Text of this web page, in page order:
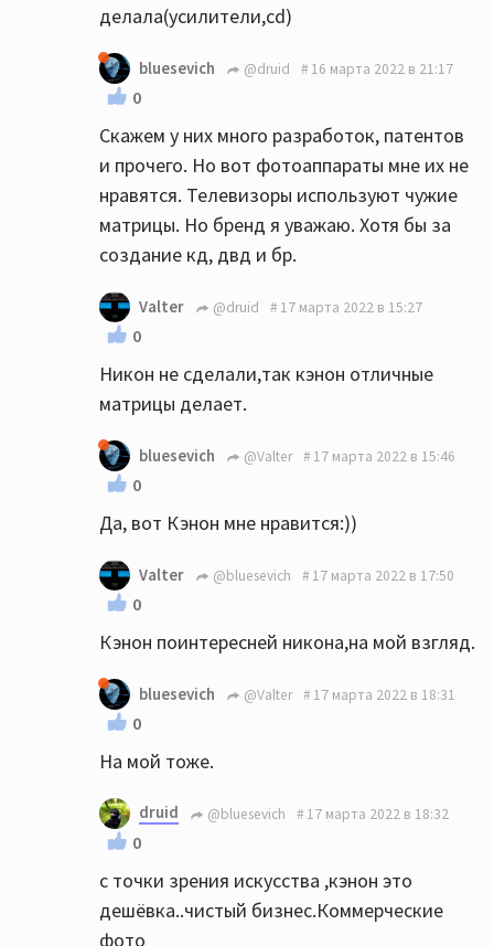
делала(усилители,сd)
bluesevich @druid 16 марта 2022 в 21:17
0
Скажем у них много разработок, патентов
и прочего. Но вот фотоаппараты мне их не
нравятся. Телевизоры используют чужие
матрицы. Но бренд я уважаю. Хотя бы за
создание кд, двд и бр.
Valter @druid 17 марта 2022 в 15:27
0
Никон не сделали,так кэнон отличные
матрицы делает.
bluesevich @Valter 17 марта 2022 в 15:46
0
Да, вот Кэнон мне нравится:))
Valter @bluesevich 17 марта 2022 в 17:50
0
Кэнон поинтересней никона,на мой взгляд.
bluesevich @Valter 17 марта 2022 в 18:31
0
На мой тоже.
druid @bluesevich 17 марта 2022 в 18:32
0
с точки зрения искусства ,кэнон это
дешёвка..чистый бизнес.Коммерческие
фото